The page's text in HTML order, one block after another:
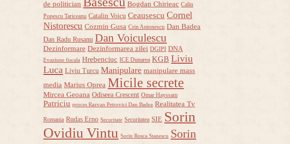
de politician
Bogdan Chirieac Calin
Popescu Tariceanu Catalin Voicu Ceausescu Cornel
Nistorescu Cozmin Gusa Crin Antonescu Dan Badea
Dan Radu Rusanu Dan Voiculescu
Dezinformare Dezinformarea zilei DGIPI DNA
Evaziune fiscala Hrebenciuc ICE Dunarea KGB Liviu
Luca Liviu Turcu Manipulare manipulare mass
media Marius Oprea Micile secrete
Mircea Geoana Odiseea Crescent Omar Hayssam
Patriciu proces Razvan Petrovici Dan Badea Realitatea Tv
Romania Rudas Erno Securitate Securitatea SIE Sorin
Ovidiu Vintu Sorin Rosca Stanescu Sorin